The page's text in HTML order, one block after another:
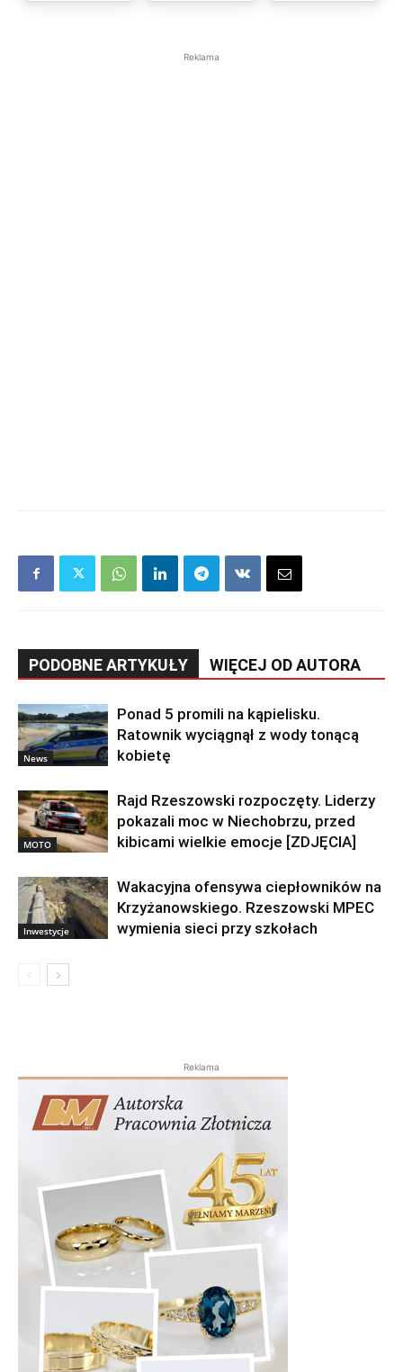
Reklama
PODOBNE ARTYKUŁY WIĘCEJ OD AUTORA
News
Ponad 5 promili na kąpielisku.
Ratownik wyciągnął z wody tonącą
kobietę
MOTO
Rajd Rzeszowski rozpoczęty. Liderzy
pokazali moc w Niechobrzu, przed
kibicami wielkie emocje [ZDJĘCIA]
Inwestycje
Wakacyjna ofensywa ciepłowników na
Krzyżanowskiego. Rzeszowski MPEC
wymienia sieci przy szkołach
Reklama